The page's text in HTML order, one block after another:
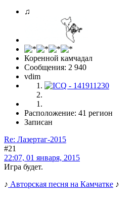
♫
Коренной камчадал
Сообщения: 2 940
vdim
Расположение: 41 регион
Записан
Re: Лазертаг-2015
#21
22:07, 01 января, 2015
Игра будет.
♪ Авторская песня на Камчатке ♪